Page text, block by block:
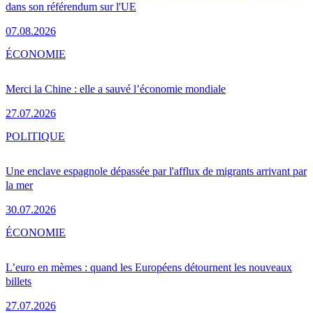
dans son référendum sur l'UE
07.08.2026
Merci la Chine : elle a sauvé l’économie mondiale
27.07.2026
ÉCONOMIE
Une enclave espagnole dépassée par l'afflux de migrants arrivant par
la mer
30.07.2026
POLITIQUE
L’euro en mèmes : quand les Européens détournent les nouveaux
billets
27.07.2026
ÉCONOMIE